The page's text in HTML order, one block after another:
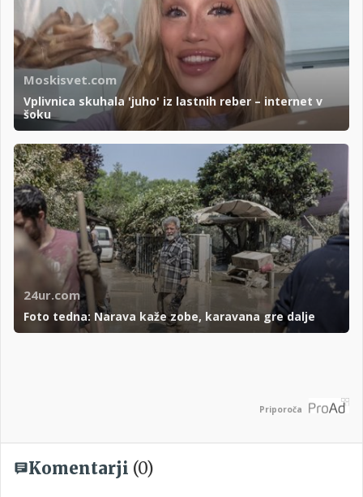
Moskisvet.com
Vplivnica skuhala 'juho' iz lastnih reber – internet v
šoku
24ur.com
Foto tedna: Narava kaže zobe, karavana gre dalje
Priporoča
Komentarji (0)